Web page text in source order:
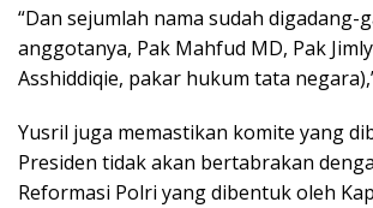
“Dan sejumlah nama sudah digadang-
anggotanya, Pak Mahfud MD, Pak
Asshiddiqie, pakar hukum tata
Yusril juga memastikan komite yang
Presiden tidak akan bertabrakan
Reformasi Polri yang dibentuk oleh